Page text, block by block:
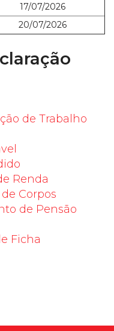
17/07/2026
20/07/2026
de Trabalho
Renda
Corpos
de Pensão
Ficha